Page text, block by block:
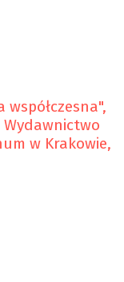
Wydawnictwo
w Krakowie,